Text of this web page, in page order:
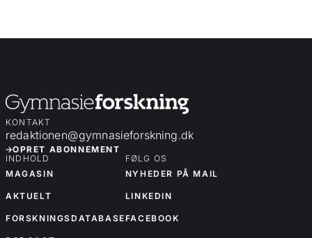
KONTAKT
redaktionen@gymnasieforskning.dk
OPRET ABONNEMENT
INDHOLD
MAGASIN
AKTUELT
FORSKNINGSDATABASE
FØLG OS
NYHEDER PÅ MAIL
LINKEDIN
FACEBOOK